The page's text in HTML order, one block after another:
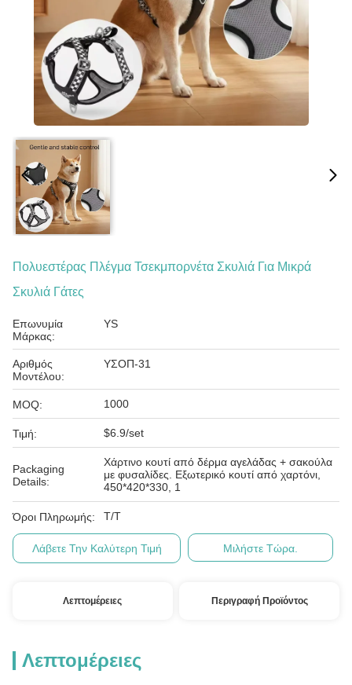
Πολυεστέρας Πλέγμα Τσεκμπορνέτα Σκυλιά Για Μικρά
Σκυλιά Γάτες
Επωνυμία
Μάρκας:
YS
Αριθμός
Μοντέλου:
ΥΣΟΠ-31
MOQ: 1000
Τιμή: $6.9/set
Packaging
Details:
Χάρτινο κουτί από δέρμα αγελάδας + σακούλα
με φυσαλίδες. Εξωτερικό κουτί από χαρτόνι,
450*420*330, 1
Όροι Πληρωμής: T/T
Λάβετε Την Καλύτερη Τιμή Μιλήστε Τώρα.
Λεπτομέρειες Περιγραφή Προϊόντος
Λεπτομέρειες